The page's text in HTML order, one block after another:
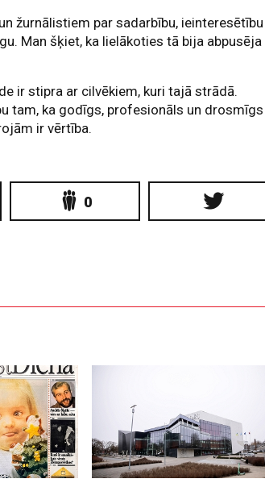
žurnālistiem par sadarbību, ieinteresētību
Man šķiet, ka lielākoties tā bija abpusēja
ir stipra ar cilvēkiem, kuri tajā strādā.
tam, ka godīgs, profesionāls un drosmīgs
ir vērtība.
0